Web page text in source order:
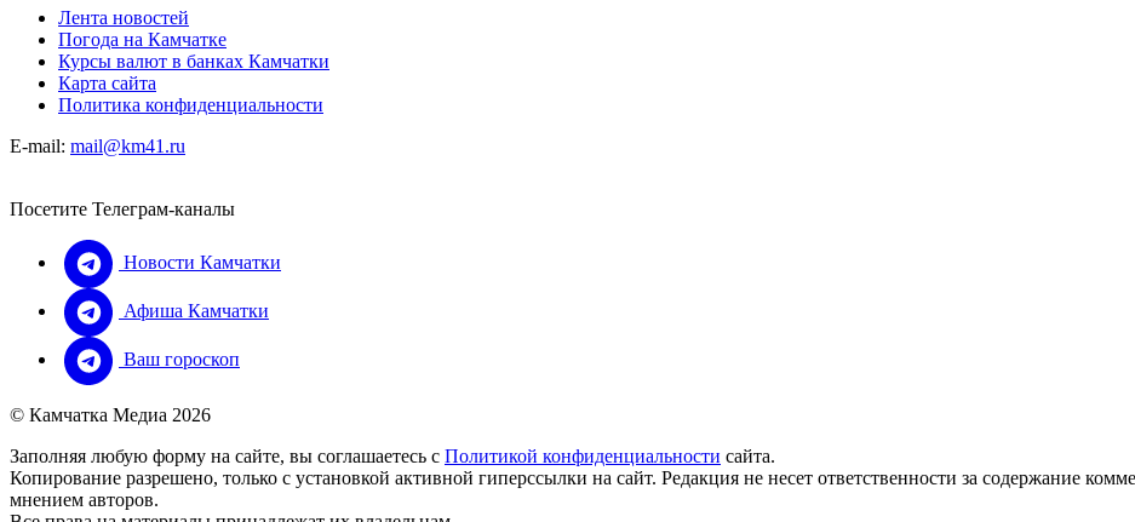
Лента новостей
Погода на Камчатке
Курсы валют в банках Камчатки
Карта сайта
Политика конфиденциальности
E-mail: mail@km41.ru
Посетите Телеграм-каналы
Новости Камчатки
Афиша Камчатки
Ваш гороскоп
© Камчатка Медиа 2026
Заполняя любую форму на сайте, вы соглашаетесь с Политикой конфиденциальности сайта.
Копирование разрешено, только с установкой активной гиперссылки на сайт. Редакция не несет ответственности за содержание
мнением авторов.